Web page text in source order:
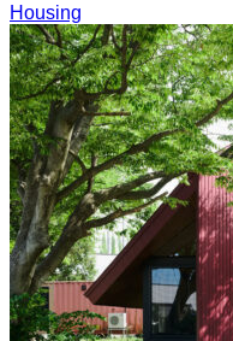
Housing